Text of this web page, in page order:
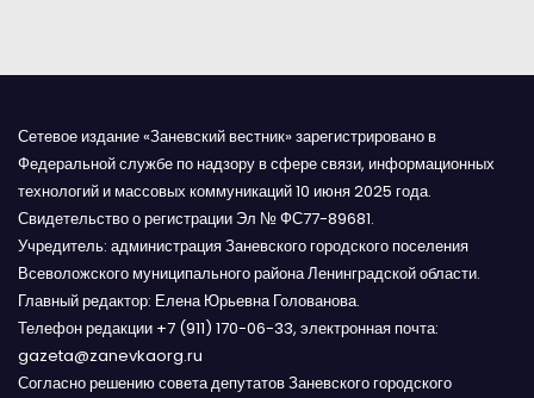
Сетевое издание «Заневский вестник» зарегистрировано в
Федеральной службе по надзору в сфере связи, информационных
технологий и массовых коммуникаций 10 июня 2025 года.
Свидетельство о регистрации Эл № ФС77-89681.
Учредитель: администрация Заневского городского поселения
Всеволожского муниципального района Ленинградской области.
Главный редактор: Елена Юрьевна Голованова.
Телефон редакции +7 (911) 170-06-33, электронная почта:
gazeta@zanevkaorg.ru
Согласно решению совета депутатов Заневского городского